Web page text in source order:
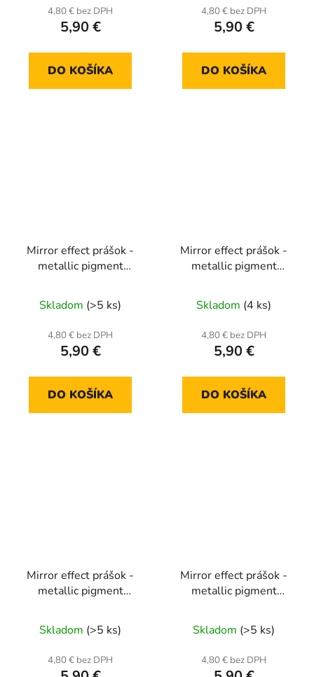
4,80 € bez DPH
5,90 €
DO KOŠÍKA
4,80 € bez DPH
5,90 €
DO KOŠÍKA
Mirror effect prášok -
metallic pigment
Skladom (>5 ks)
4,80 € bez DPH
5,90 €
DO KOŠÍKA
Mirror effect prášok -
metallic pigment
Skladom (4 ks)
4,80 € bez DPH
5,90 €
DO KOŠÍKA
Mirror effect prášok -
metallic pigment
Skladom (>5 ks)
4,80 € bez DPH
Mirror effect prášok -
metallic pigment
Skladom (>5 ks)
4,80 € bez DPH